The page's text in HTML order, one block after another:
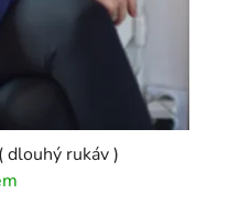
dlouhý rukáv )